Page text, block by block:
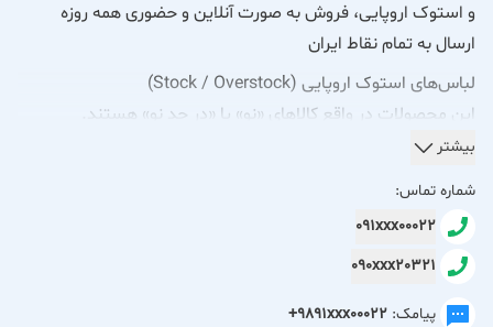
و استوک اروپایی، فروش به صورت آنلاین و حضوری همه روزه
ارسال به تمام نقاط ایران
لباس‌های استوک اروپایی (Stock / Overstock)
این محصولات در واقع کالاهای «نو» یا «در حد نو» هستند.
فروشگاه‌های زنجیره‌ای اتریش، آلمان یا سوئیس) باقی مانده‌اند و به
دلیل تغییر فصل، جایگزینی مدل جدید، یا خرده‌ایرادهای بسیار
جزئی در بسته‌بندی، از چرخه فروش عادی خارج شده‌اند.
بیشتر
شماره تماس:
091xxx00022
090xxx20321
پیامک: +9891xxx00022